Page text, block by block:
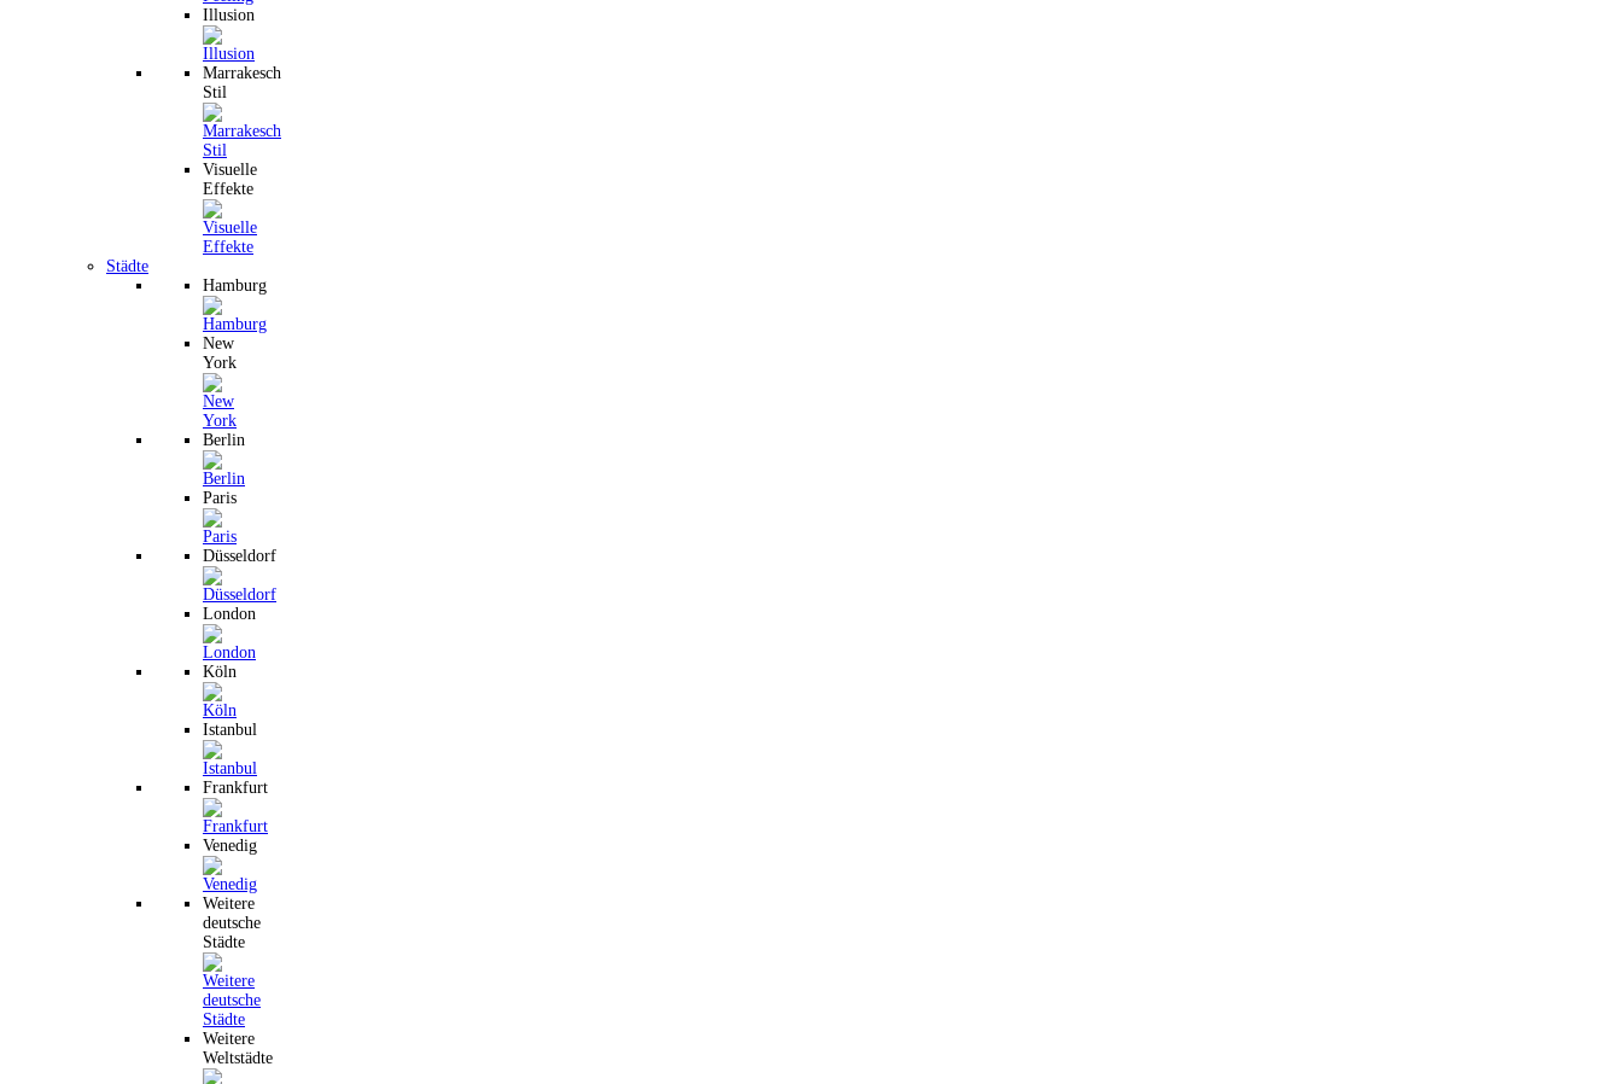
Illusion
Marrakesch
Stil
Visuelle
Effekte
Städte
Hamburg
New
York
Berlin
Paris
Düsseldorf
London
Köln
Istanbul
Frankfurt
Venedig
Weitere
deutsche
Städte
Weitere
Weltstädte